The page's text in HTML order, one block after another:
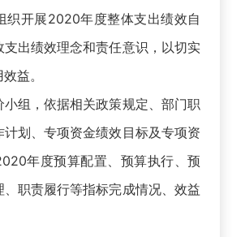
织开展2020年度整体支出绩效自
出绩效理念和责任意识，以切实
益。
小组，依据相关政策规定、部门职
划、专项资金绩效目标及专项资
年度预算配置、预算执行、预
职责履行等指标完成情况、效益